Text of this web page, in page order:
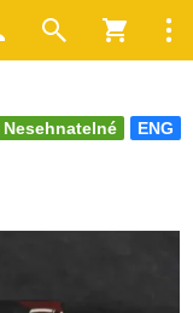
ENG
Nesehnatelné